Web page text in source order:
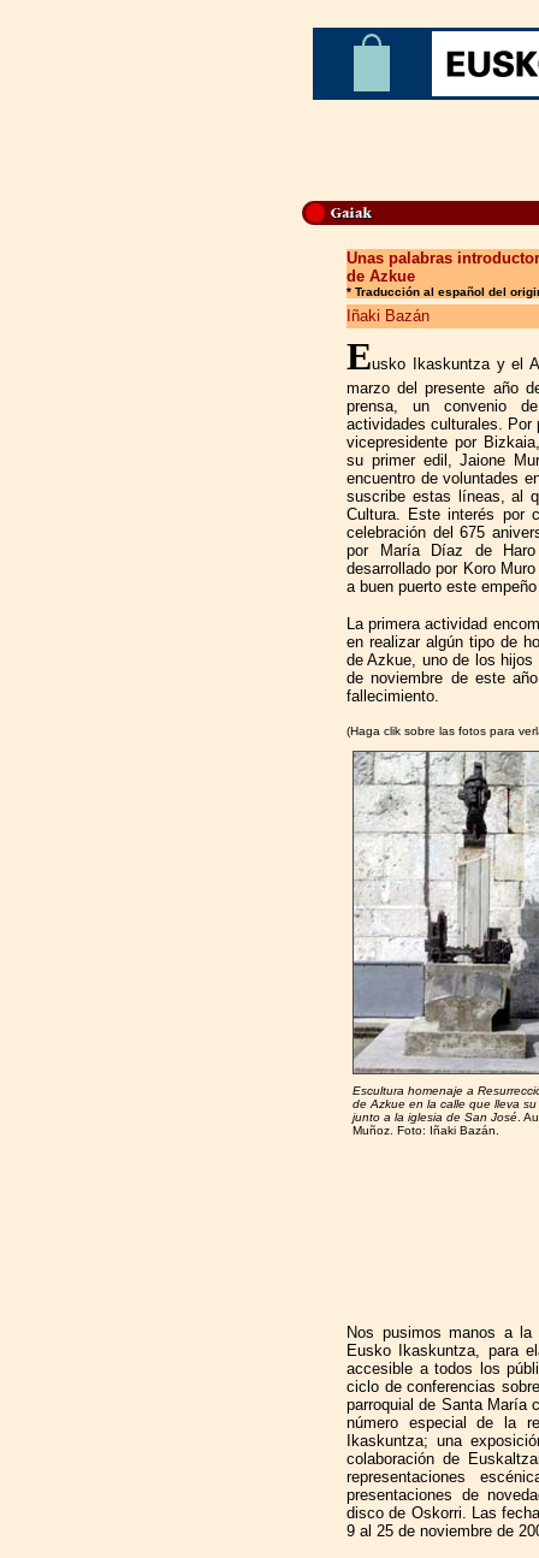
Unas palabras
de Azkue
* Traducción al español del
Iñaki Bazán
Eusko Ikaskuntza y el
marzo del presente año
prensa, un convenio
actividades culturales. Por
vicepresidente por
su primer edil, Jaione
encuentro de voluntades
suscribe estas líneas, al
Cultura. Este interés por
celebración del 675
por María Díaz de
desarrollado por Koro
a buen puerto este
La primera actividad
en realizar algún tipo de
de Azkue, uno de los
de noviembre de este
fallecimiento.
(Haga clik sobre las fotos para
Escultura homenaje a
de Azkue en la calle que lleva su
junto a la iglesia de San José .
Muñoz. Foto: Iñaki Bazán.
Nos pusimos manos a la
Eusko Ikaskuntza, para
accesible a todos los
ciclo de conferencias
parroquial de Santa María
número especial de la
Ikaskuntza; una
colaboración de
representaciones
presentaciones de
disco de Oskorri. Las
9 al 25 de noviembre de